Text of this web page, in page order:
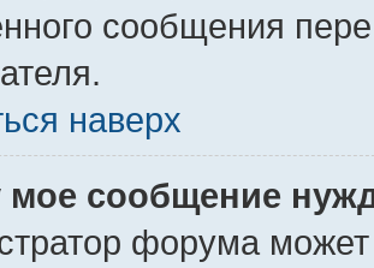
сообщения
наверх
мое сообщение
форума